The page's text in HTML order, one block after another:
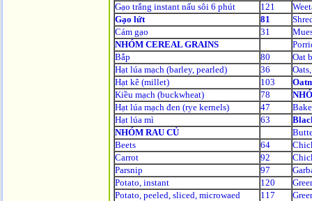
Gạo trắng instant nấu sôi 6 phút
121
Gạo lứt
81
Cám gạo
31
NHÓM CEREAL GRAINS
Bắp
80
Oat
Hạt lúa mạch (barley, pearled)
36
Hạt kê (millet)
103
Kiều mạch (buckwheat)
78
Hạt lúa mạch đen (rye kernels)
47
Hạt lúa mì
63
NHÓM RAU CỦ
Beets
64
Carrot
92
Parsnip
97
Potato, instant
120
Potato, peeled, sliced, microwaed
117